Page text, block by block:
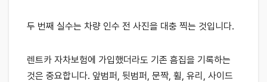
두 번째 실수는 차량 인수 전 사진을 대충 찍는 것입니다.
렌트카 자차보험에 가입했더라도 기존 흠집을 기록하는
것은 중요합니다. 앞범퍼, 뒷범퍼, 문짝, 휠, 유리, 사이드